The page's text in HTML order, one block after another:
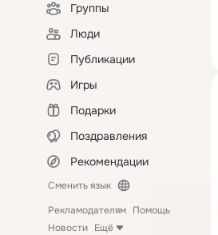
Группы
Люди
Публикации
Игры
Подарки
Поздравления
Рекомендации
Сменить язык
Рекламодателям Помощь
Новости Ещё